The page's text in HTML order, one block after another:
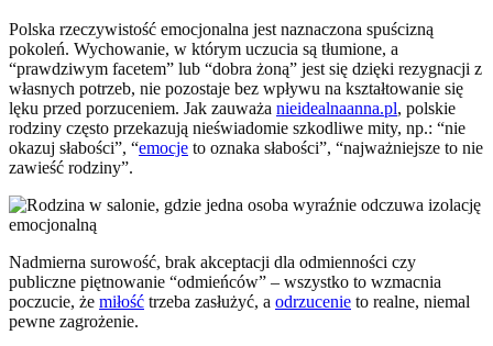
Polska rzeczywistość emocjonalna jest naznaczona spuścizną
pokoleń. Wychowanie, w którym uczucia są tłumione, a
“prawdziwym facetem” lub “dobra żoną” jest się dzięki rezygnacji z
własnych potrzeb, nie pozostaje bez wpływu na kształtowanie się
lęku przed porzuceniem. Jak zauważa nieidealnaanna.pl, polskie
rodziny często przekazują nieświadomie szkodliwe mity, np.: “nie
okazuj słabości”, “emocje to oznaka słabości”, “najważniejsze to nie
zawieść rodziny”.
Nadmierna surowość, brak akceptacji dla odmienności czy
publiczne piętnowanie “odmieńców” – wszystko to wzmacnia
poczucie, że miłość trzeba zasłużyć, a odrzucenie to realne, niemal
pewne zagrożenie.